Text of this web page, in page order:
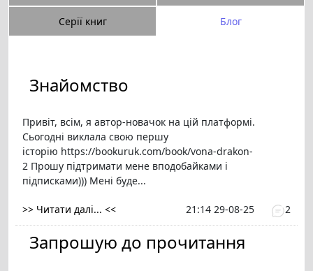
Серії книг Блог
Знайомство
Привіт, всім, я автор-новачок на цій платформі.
Сьогодні виклала свою першу
історію https://bookuruk.com/book/vona-drakon-
2 Прошу підтримати мене вподобайками і
підписками))) Мені буде...
>> Читати далі... << 21:14 29-08-25 2
Запрошую до прочитання